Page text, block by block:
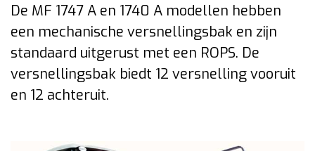
De MF 1747 A en 1740 A modellen hebben
een mechanische versnellingsbak en zijn
standaard uitgerust met een ROPS. De
versnellingsbak biedt 12 versnelling vooruit
en 12 achteruit.